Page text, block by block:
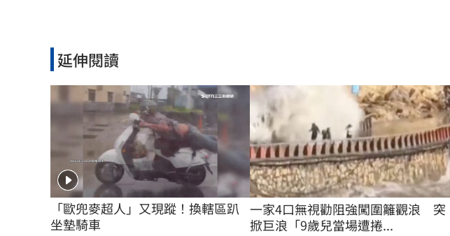
延伸閱讀
「歐兜麥超人」又現蹤！換轄區趴
坐墊騎車
一家4口無視勸阻強闖圍籬觀浪 突
掀巨浪「9歲兒當場遭捲...